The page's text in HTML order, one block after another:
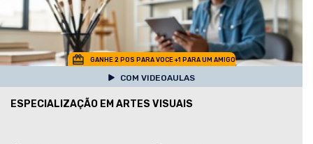
GANHE 2 POS PARA VOCE +1 PARA UM AMIGO
COM VIDEOAULAS
ESPECIALIZAÇÃO EM ARTES VISUAIS